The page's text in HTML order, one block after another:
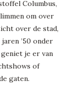
Columbus,
om over
over de stad,
’50 onder
je er van
of
gaten.